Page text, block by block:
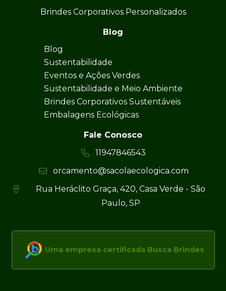
Brindes Corporativos Personalizados
Blog
Blog
Sustentabilidade
Eventos e Ações Verdes
Sustentabilidade e Meio Ambiente
Brindes Corporativos Sustentáveis
Embalagens Ecológicas
Fale Conosco
11947846543
orcamento@sacolaecologica.com
Rua Heráclito Graça, 420, Casa Verde - São
Paulo, SP
Uma empresa certificada Busca Brindes